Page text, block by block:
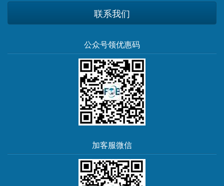
联系我们
公众号领优惠码
加客服微信